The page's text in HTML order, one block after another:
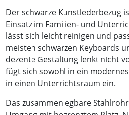
Der schwarze Kunstlederbezug
Einsatz im Familien- und
lässt sich leicht reinigen und
meisten schwarzen Keyboards
dezente Gestaltung lenkt nicht
fügt sich sowohl in ein
in einen Unterrichtsraum ein.
Das zusammenlegbare